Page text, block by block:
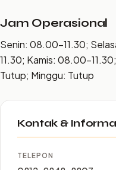
Jam Operasional
Senin: 08.00–11.30;
11.30; Kamis:
Tutup; Minggu: Tutup
Kontak &
TELEPON